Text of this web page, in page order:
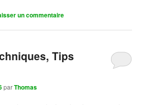
un commentaire
Tips
parThomas